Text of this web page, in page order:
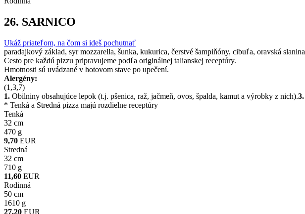
26. SARNICO
Ukáž priateľom, na čom si ideš pochutnať
paradajkový základ, syr mozzarella, šunka, kukurica, čerstvé šampiňóny, cibuľa, oravská slanina
Cesto pre každú pizzu pripravujeme podľa originálnej talianskej receptúry.
Hmotnosti sú uvádzané v hotovom stave po upečení.
Alergény:
(1,3,7)
1. Obilniny obsahujúce lepok (t.j. pšenica, raž, jačmeň, ovos, špalda, kamut a výrobky z nich).3.
* Tenká a Stredná pizza majú rozdielne receptúry
Tenká
32 cm
470 g
9,70 EUR
Stredná
32 cm
710 g
11,60 EUR
Rodinná
50 cm
1610 g
27,20 EUR